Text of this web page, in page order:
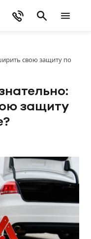
свою защиту по
защиту